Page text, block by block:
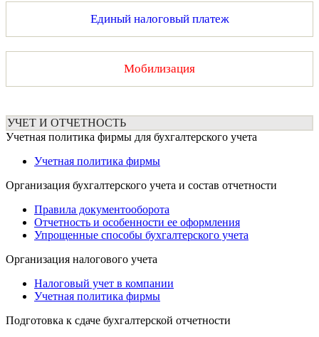
Единый налоговый платеж
Мобилизация
УЧЕТ И ОТЧЕТНОСТЬ
Учетная политика фирмы для бухгалтерского учета
Учетная политика фирмы
Организация бухгалтерского учета и состав отчетности
Правила документооборота
Отчетность и особенности ее оформления
Упрощенные способы бухгалтерского учета
Организация налогового учета
Налоговый учет в компании
Учетная политика фирмы
Подготовка к сдаче бухгалтерской отчетности